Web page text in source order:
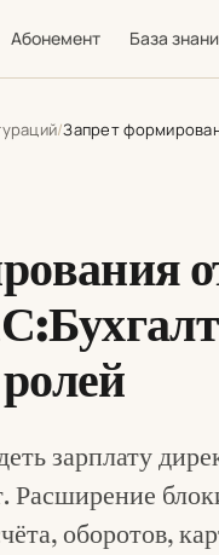
Абонемент База
Запрет
зарплату
Расширение
оборотов,